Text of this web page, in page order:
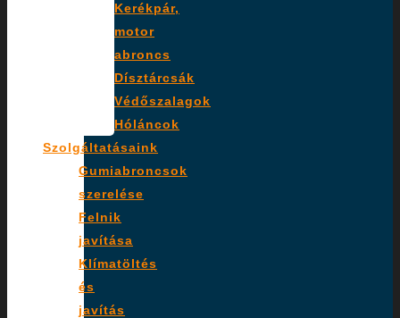
Kerékpár,
motor
abroncs
Dísztárcsák
Védőszalagok
Hóláncok
Szolgáltatásaink
Gumiabroncsok
szerelése
Felnik
javítása
Klímatöltés
és
javítás